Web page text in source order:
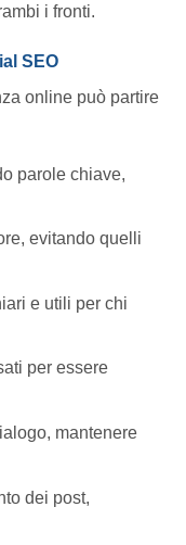
i fronti.
SEO
online può partire
parole chiave,
evitando quelli
e utili per chi
per essere
mantenere
dei post,